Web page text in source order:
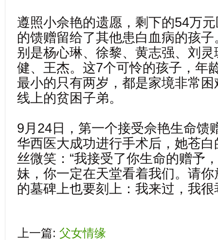
遵照小佘艳的遗愿，剩下的54万
的馈赠留给了其他患白血病的孩
别是杨心琳、徐黎、黄志强、刘
健、王杰。这7个可怜的孩子，年
最小的只有两岁，都是家境非常
线上的贫困子弟。
9月24日，第一个接受佘艳生命馈
华西医大成功进行手术后，她苍
丝微笑：“我接受了你生命的赠予
妹，你一定在天堂看着我们。请
的墓碑上也要刻上：我来过，我
上一篇: 父女情缘